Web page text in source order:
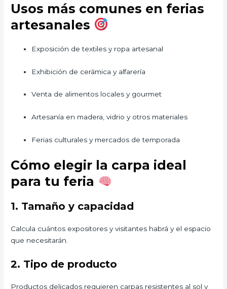
Usos más comunes en ferias
artesanales
Exposición de textiles y ropa artesanal
Exhibición de cerámica y alfarería
Venta de alimentos locales y gourmet
Artesanía en madera, vidrio y otros materiales
Ferias culturales y mercados de temporada
Cómo elegir la carpa ideal
para tu feria
1. Tamaño y capacidad
Calcula cuántos expositores y visitantes habrá y el espacio
que necesitarán.
2. Tipo de producto
Productos delicados requieren carpas resistentes al sol y